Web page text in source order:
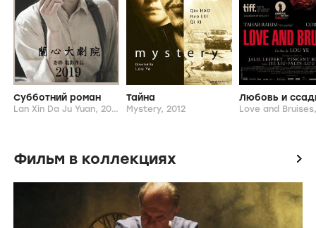
Куин Хао
Чжан Лэй
От режиссера